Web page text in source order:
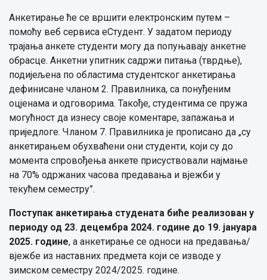
Анкетирање ће се вршити електронским путем –
помоћу веб сервиса еСтудент. У задатом периоду
трајања анкете студенти могу да попуњавају анкетне
обрасце. Анкетни упитник садржи питања (тврдње),
подијељена по областима студентског анкетирања
дефинисане чланом 2. Правилника, са понуђеним
оцјенама и одговорима. Такође, студентима се пружа
могућност да изнесу своје коментаре, запажања и
приједлоге. Чланом 7. Правилника је прописано да „су
анкетирањем обухваћени они студенти, који су до
момента спровођења анкете присуствовали најмање
на 70% одржаних часова предавања и вјежби у
текућем семестру”.
Поступак анкетирања студената биће реализован у
периоду од 23. децембра 2024. године до 19. јануара
2025. године, а анкетирање се односи на предавања/
вјежбе из наставних предмета који се изводе у
зимском семестру 2024/2025. године.